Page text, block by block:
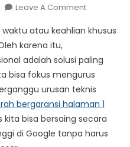
Leave A CommentOn
SEO
Bergaransi
Halaman
1
Google
Tanpa
Ribet
atau keahlian khusus
karena itu,
adalah solusi paling
bisa fokus mengurus
urusan teknis
bergaransi halaman 1
bisa bersaing secara
di Google tanpa harus